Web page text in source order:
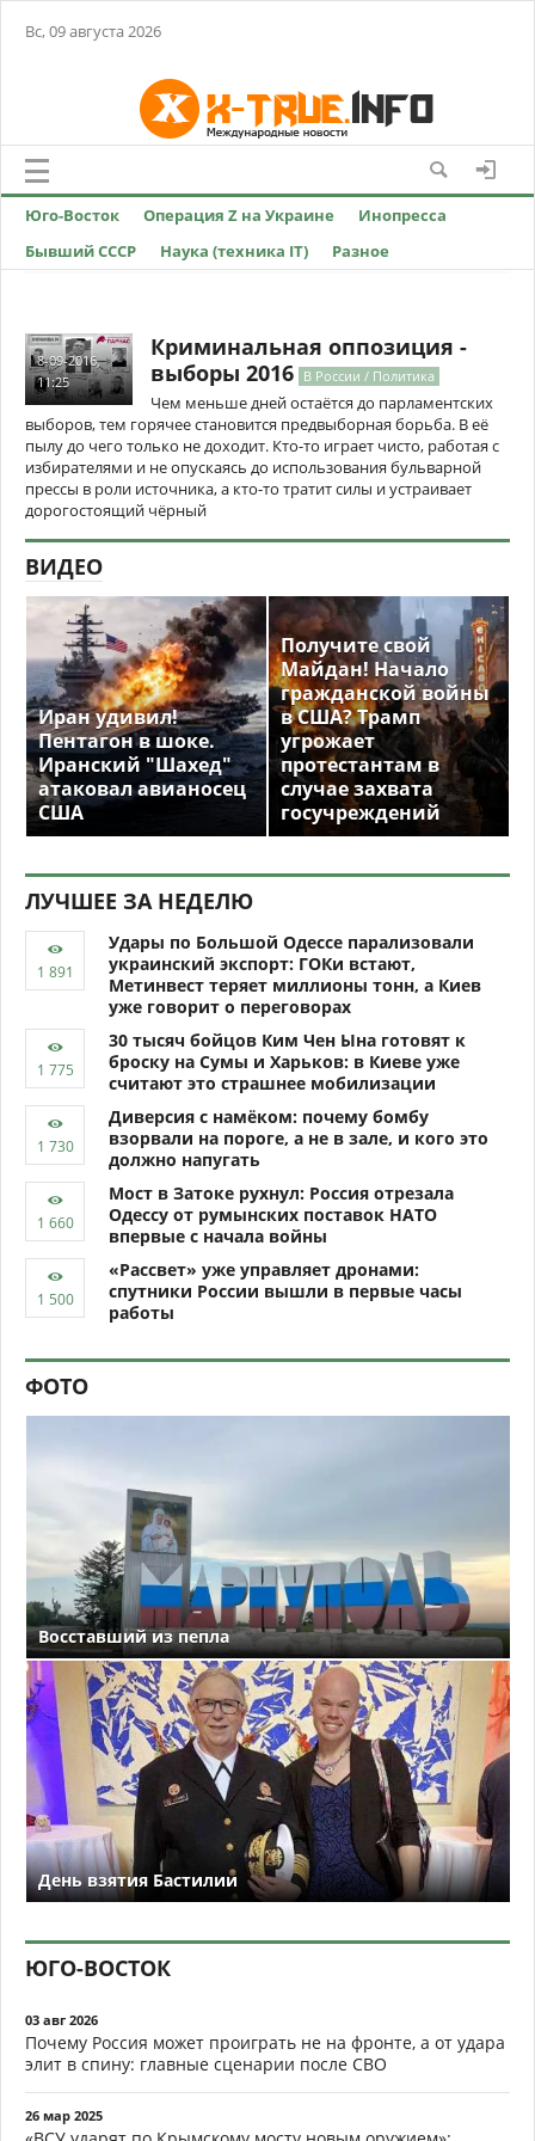
Вс, 09 августа 2026
Юго-Восток Операция Z на Украине
Инопресса
Бывший СССР
Наука (техника IT) Разное
8-09-2016,
11:25
Криминальная оппозиция -
выборы 2016 В России / Политика
Чем меньше дней остаётся до парламентских
выборов, тем горячее становится предвыборная борьба. В её
пылу до чего только не доходит. Кто-то играет чисто, работая с
избирателями и не опускаясь до использования бульварной
прессы в роли источника, а кто-то тратит силы и устраивает
дорогостоящий чёрный
ВИДЕО
Иран удивил!
Пентагон в шоке.
Иранский "Шахед"
атаковал авианосец
США
Получите свой
Майдан! Начало
гражданской войны
в США? Трамп
угрожает
протестантам в
случае захвата
госучреждений
ЛУЧШЕЕ ЗА НЕДЕЛЮ
Удары по Большой Одессе парализовали
украинский экспорт: ГОКи встают,
Метинвест теряет миллионы тонн, а Киев
уже говорит о переговорах
30 тысяч бойцов Ким Чен Ына готовят к
броску на Сумы и Харьков: в Киеве уже
считают это страшнее мобилизации
Диверсия с намёком: почему бомбу
взорвали на пороге, а не в зале, и кого это
должно напугать
Мост в Затоке рухнул: Россия отрезала
Одессу от румынских поставок НАТО
впервые с начала войны
«Рассвет» уже управляет дронами:
спутники России вышли в первые часы
работы
ФОТО
Восставший из пепла
День взятия Бастилии
ЮГО-ВОСТОК
03 авг 2026
Почему Россия может проиграть не на фронте, а от удара
элит в спину: главные сценарии после СВО
26 мар 2025